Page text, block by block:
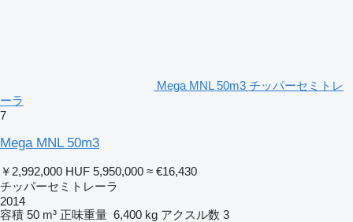
Mega MNL 50m3 チッパーセミトレ
ーラ
7
Mega MNL 50m3
￥2,992,000 HUF 5,950,000 ≈ €16,430
チッパーセミトレーラ
2014
容積 50 m³ 正味重量 6,400 kg アクスル数 3